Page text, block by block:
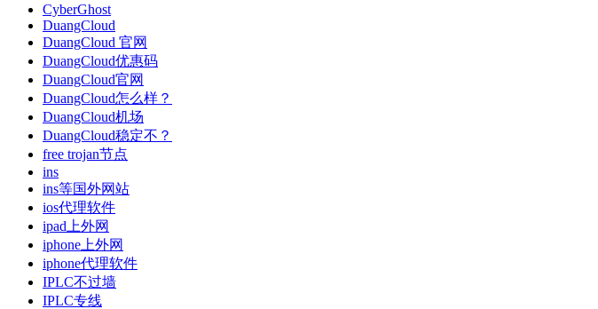
CyberGhost
DuangCloud
DuangCloud 官网
DuangCloud优惠码
DuangCloud官网
DuangCloud怎么样？
DuangCloud机场
DuangCloud稳定不？
free trojan节点
ins
ins等国外网站
ios代理软件
ipad上外网
iphone上外网
iphone代理软件
IPLC不过墙
IPLC专线